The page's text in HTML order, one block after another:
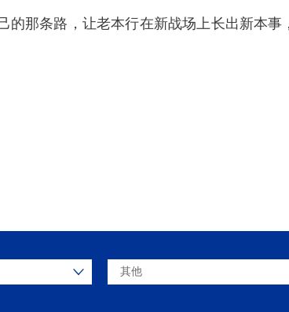
那条路，让老本行在新战场上长出新本事